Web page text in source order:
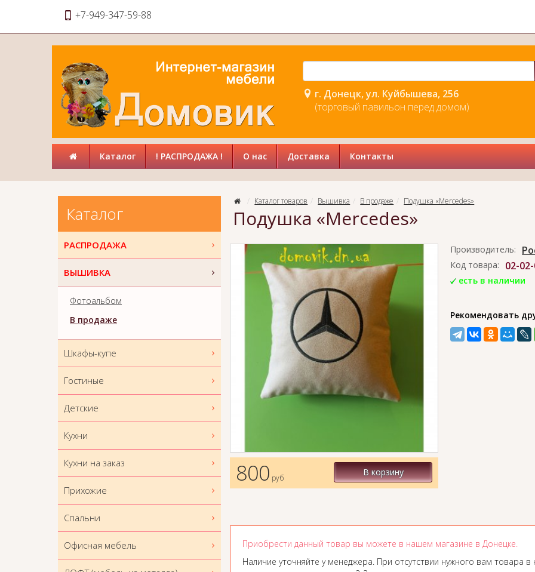
+7-949-347-59-88
г. Донецк, ул. Куйбышева, 256
(торговый павильон перед домом)
Каталог ! РАСПРОДАЖА ! О нас Доставка Контакты
Каталог товаров Вышивка В продаже Подушка «Mercedes»
Подушка «Mercedes»
800 руб
В корзину
Производитель:
Код товара: 02-
есть в наличии
Рекомендовать
Приобрести данный товар вы можете в нашем магазине в Донецке.
Наличие уточняйте у менеджера. При отсутствии нужного вам товара
Каталог
РАСПРОДАЖА
ВЫШИВКА
Фотоальбом
В продаже
Шкафы-купе
Гостиные
Детские
Кухни
Кухни на заказ
Прихожие
Спальни
Офисная мебель